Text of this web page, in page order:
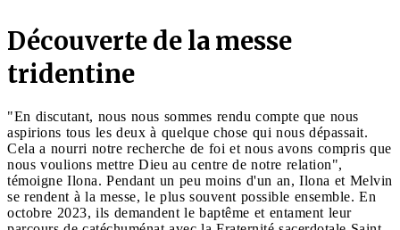
Découverte de la messe
tridentine
"En discutant, nous nous sommes rendu compte que nous
aspirions tous les deux à quelque chose qui nous dépassait.
Cela a nourri notre recherche de foi et nous avons compris que
nous voulions mettre Dieu au centre de notre relation",
témoigne Ilona. Pendant un peu moins d'un an, Ilona et Melvin
se rendent à la messe, le plus souvent possible ensemble. En
octobre 2023, ils demandent le baptême et entament leur